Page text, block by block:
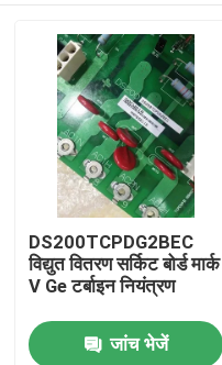
DS200TCPDG2BEC
विद्युत वितरण सर्किट बोर्ड मार्क
V Ge टर्बाइन नियंत्रण
जांच भेजें